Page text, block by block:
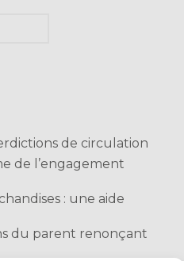
de circulation
de l’engagement
: une aide
du parent renonçant